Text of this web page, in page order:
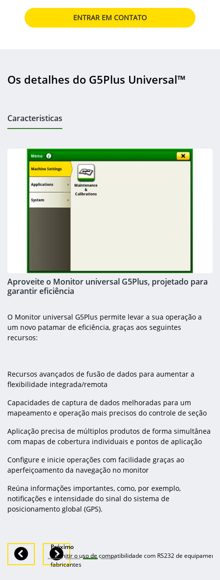
ENTRAR EM CONTATO
Os detalhes do G5Plus Universal™
Caracteristicas
Aproveite o Monitor universal G5Plus, projetado para
garantir eficiência
O Monitor universal G5Plus permite levar a sua operação a
um novo patamar de eficiência, graças aos seguintes
recursos:
Recursos avançados de fusão de dados para aumentar a
flexibilidade integrada/remota
Capacidades de captura de dados melhoradas para um
mapeamento e operação mais precisos do controle de seção
Aplicação precisa de múltiplos produtos de forma simultânea
com mapas de cobertura individuais e pontos de aplicação
Configure e inicie operações com facilidade graças ao
aperfeiçoamento da navegação no monitor
Reúna informações importantes, como, por exemplo,
notificações e intensidade do sinal do sistema de
posicionamento global (GPS).
Previous Next
Próximo
Permitir o uso de compatibilidade com RS232 de
fabricantes